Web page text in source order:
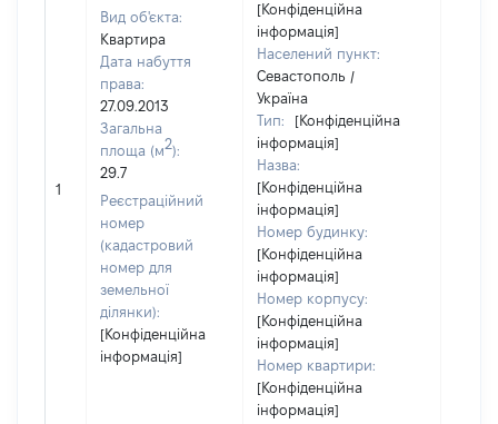
1
Вид об'єкта:
Квартира
Дата набуття
права:
27.09.2013
Загальна
площа (м2):
29.7
Реєстраційний
номер
(кадастровий
номер для
земельної
ділянки):
[Конфіденційна
інформація]
[Конфіденційна
інформація]
Населений пункт:
Севастополь /
Україна
Тип:
[Конфіденційна
інформація]
Назва:
[Конфіденційна
інформація]
Номер будинку:
[Конфіденційна
інформація]
Номер корпусу:
[Конфіденційна
інформація]
Номер квартири:
[Конфіденційна
інформація]